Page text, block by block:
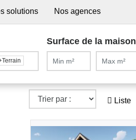
solutions Nos agences
Surface de la maison
Liste